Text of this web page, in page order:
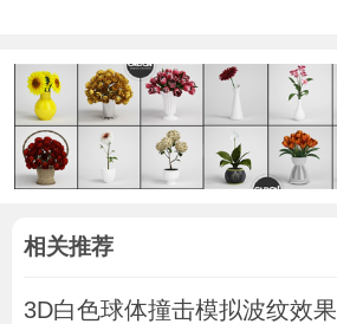
相关推荐
3D白色球体撞击模拟波纹效果